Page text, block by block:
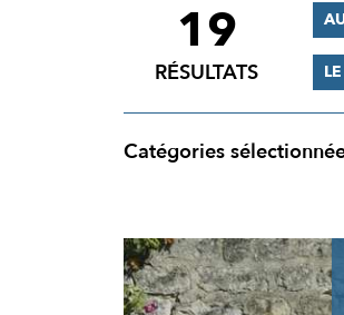
FILTRER
RÉSULTATS
19
RÉSULTATS
Catégories
RÉSULTATS